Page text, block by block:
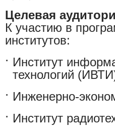
Целевая
К участию в
институтов:
Институт
технологий
Инженерно-
Институт